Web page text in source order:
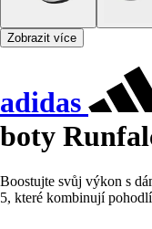
Zobrazit více
adidas
boty
Boostujte svůj výkon s
5, které kombinují